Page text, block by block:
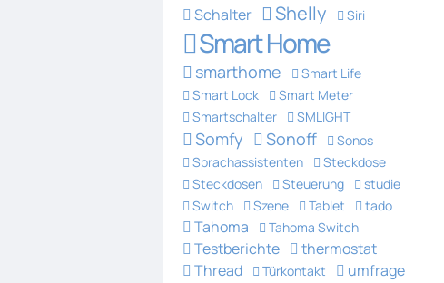
Schalter Shelly Siri
Smart Home
smarthome
Smart Life
Smart Lock
Smart Meter
Smartschalter
SMLIGHT
Somfy Sonoff
Sonos
Sprachassistenten
Steckdose
Steckdosen
Steuerung
studie
Switch
Szene Tablet tado
Tahoma Tahoma Switch
Testberichte
thermostat
Thread
Türkontakt umfrage